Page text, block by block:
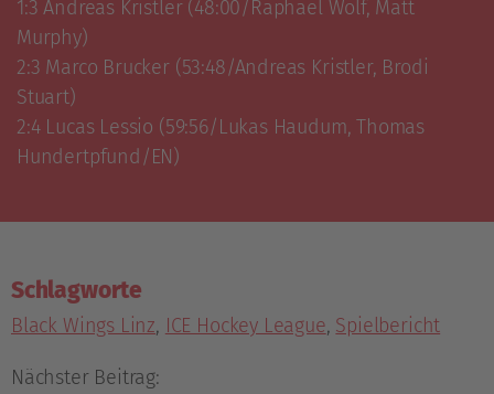
1:3 Andreas Kristler (48:00/Raphael Wolf, Matt
Murphy)
2:3 Marco Brucker (53:48/Andreas Kristler, Brodi
Stuart)
2:4 Lucas Lessio (59:56/Lukas Haudum, Thomas
Hundertpfund/EN)
Schlagworte
Black Wings Linz, ICE Hockey League, Spielbericht
Nächster Beitrag: